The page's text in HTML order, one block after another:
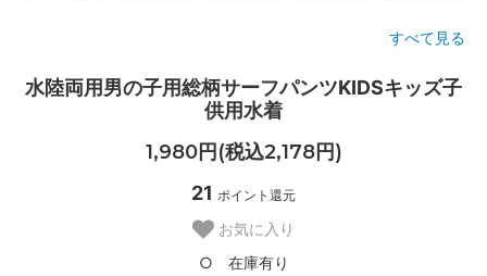
すべて見る
水陸両用男の子用総柄サーフパンツKIDSキッズ子
供用水着
1,980円(税込2,178円)
21 ポイント還元
お気に入り
○ 在庫有り